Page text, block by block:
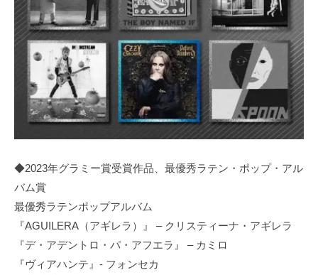
◆2023年グラミー賞受賞作品、最優秀ラテン・ポップ・アル
バム賞
最優秀ラテンポップアルバム
『AGUILERA（アギレラ）』 – クリスティーナ・アギレラ
『デ・アデントロ・パ・アフエラ』 – カミロ
『ヴィアハンテ』- フォンセカ